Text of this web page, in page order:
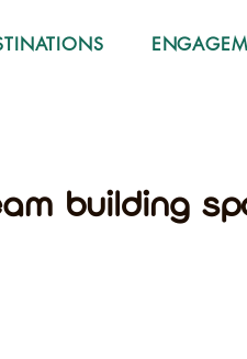
building